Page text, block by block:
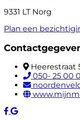
9331 LT Norg
Plan een
Heerestraat
050- 25 00